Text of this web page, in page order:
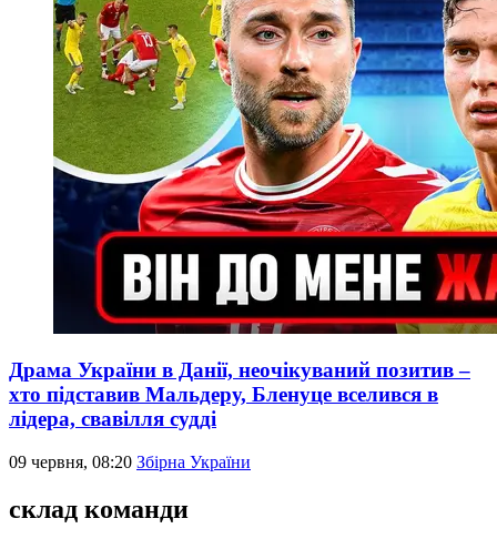
Драма України в Данії, неочікуваний позитив –
хто підставив Мальдеру, Бленуце вселився в
лідера, свавілля судді
09 червня, 08:20 Збірна України
склад команди